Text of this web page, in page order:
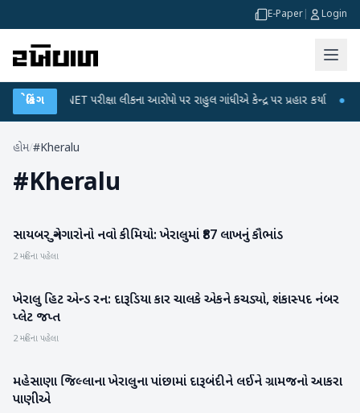
E-Paper Login
બ્રેકિંગ
UGC-NET પરીક્ષા લીકના આરોપો પર રાહુલ ગાંધીએ કેન્દ્ર પર પ્રહાર કર્યા ●
હોમ/#Kheralu
#Kheralu
મહેસાણા
સાયબર ગુનેગારોનો નવો કીમિયો: ખેરાલુમાં ₹87 લાખનું કૌભાંડ
2 મહિના પહેલા
મહેસાણા
ખેરાલુ હિટ એન્ડ રન: દારૂડિયા કાર ચાલકે એકને કચડ્યો, શંકાસ્પદ નંબર
પ્લેટ જપ્ત
2 મહિના પહેલા
મહેસાણા
મહેસાણા જિલ્લાના ખેરાલુના પાંછામાં દારૂબંદીને લઈને ગ્રામજનો આકરા
પાણીએ